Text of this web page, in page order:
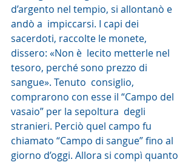
d’argento nel tempio, si allontanò e
andò a  impiccarsi. I capi dei
sacerdoti, raccolte le monete,
dissero: «Non è  lecito metterle nel
tesoro, perché sono prezzo di
sangue». Tenuto  consiglio,
comprarono con esse il “Campo del
vasaio” per la sepoltura  degli
stranieri. Perciò quel campo fu
chiamato “Campo di sangue” fino al
giorno d’oggi. Allora si compì quanto